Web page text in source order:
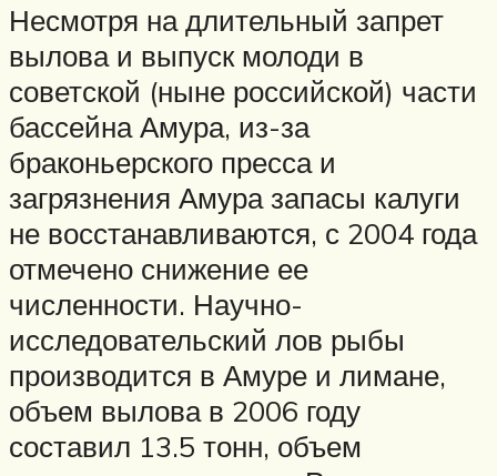
Несмотря на длительный запрет
вылова и выпуск молоди в
советской (ныне российской) части
бассейна Амура, из-за
браконьерского пресса и
загрязнения Амура запасы калуги
не восстанавливаются, с 2004 года
отмечено снижение ее
численности. Научно-
исследовательский лов рыбы
производится в Амуре и лимане,
объем вылова в 2006 году
составил 13.5 тонн, объем